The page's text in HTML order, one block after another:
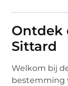
Ontdek
Sittard
Welkom bij
bestemming